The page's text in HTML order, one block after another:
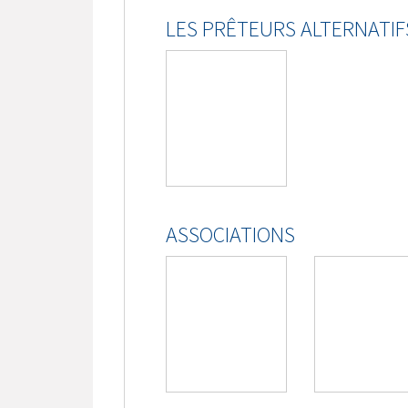
LES PRÊTEURS
ASSOCIATIONS